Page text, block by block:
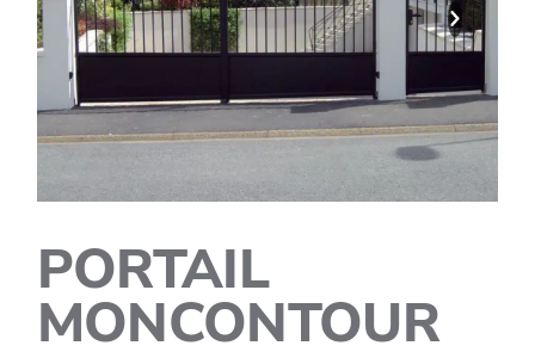
PORTAIL
MONCONTOUR